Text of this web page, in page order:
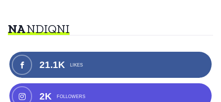
NANDIQNI
21.1K LIKES
2K FOLLOWERS